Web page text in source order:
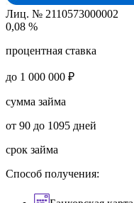
Лиц. № 2110573000002
0,08 %
процентная ставка
до 1 000 000 ₽
сумма займа
от 90 до 1095 дней
срок займа
Способ получения: